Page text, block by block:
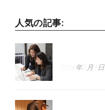
人気の記事:
2016年3月9日